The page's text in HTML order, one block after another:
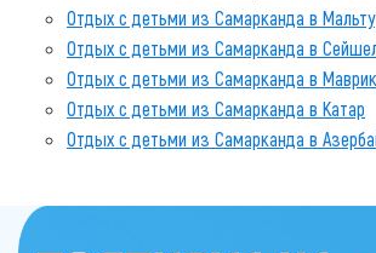
Отдых с детьми из Самарканда в Мальту
Отдых с детьми из Самарканда в
Отдых с детьми из Самарканда в
Отдых с детьми из Самарканда в Катар
Отдых с детьми из Самарканда в